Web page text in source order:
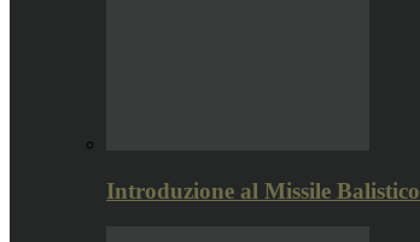
Introduzione al Missile Balistico